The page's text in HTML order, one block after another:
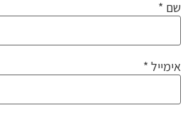
שם *
אימייל *